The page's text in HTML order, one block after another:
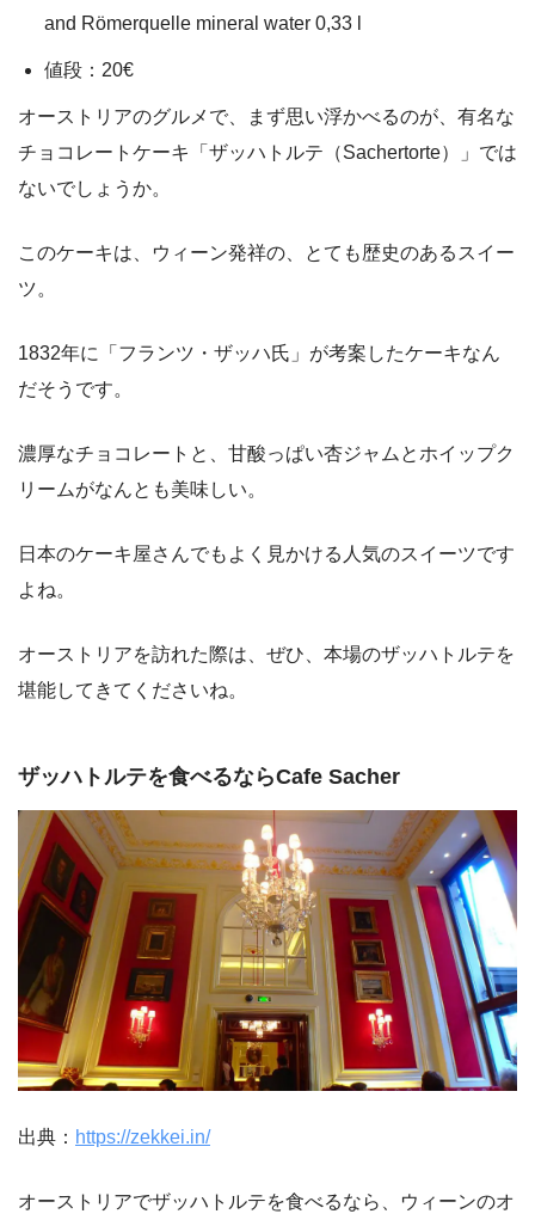
and Römerquelle mineral water 0,33 l
値段：20€
オーストリアのグルメで、まず思い浮かべるのが、有名な
チョコレートケーキ「ザッハトルテ（Sachertorte）」では
ないでしょうか。
このケーキは、ウィーン発祥の、とても歴史のあるスイー
ツ。
1832年に「フランツ・ザッハ氏」が考案したケーキなん
だそうです。
濃厚なチョコレートと、甘酸っぱい杏ジャムとホイップク
リームがなんとも美味しい。
日本のケーキ屋さんでもよく見かける人気のスイーツです
よね。
オーストリアを訪れた際は、ぜひ、本場のザッハトルテを
堪能してきてくださいね。
ザッハトルテを食べるならCafe Sacher
出典： https://zekkei.in/
オーストリアでザッハトルテを食べるなら、ウィーンのオ